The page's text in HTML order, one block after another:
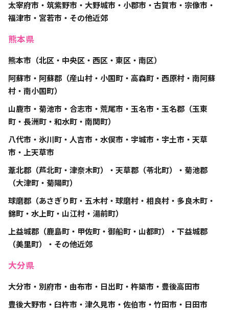
太宰府市・筑紫野市・大野城市・小郡市・古賀市・宗像市・
福津市・宮若市・その他近郊
熊本県
熊本市（北区・中央区・西区・東区・南区）
阿蘇市・阿蘇郡（産山村・小国町・高森町・西原村・南阿蘇
村・南小国町）
山鹿市・菊池市・合志市・荒尾市・玉名市・玉名郡（玉東
町・長洲町・和水町・南関町）
八代市・氷川町・人吉市・水俣市・宇城市・宇土市・天草
市・上天草市
葦北郡（芦北町・津奈木町）・天草郡（苓北町）・菊池郡
（大津町・菊陽町）
球磨郡（あさぎり町・五木村・球磨村・相良村・多良木町・
錦町・水上町・山江村・湯前町）
上益城郡（鹿島町・甲佐町・御船町・山都町）・下益城郡
（美里町）・その他近郊
大分県
大分市・別府市・由布市・日出町・杵築市・豊後高田市
豊後大野市・臼杵市・津久見市・佐伯市・竹田市・日田市